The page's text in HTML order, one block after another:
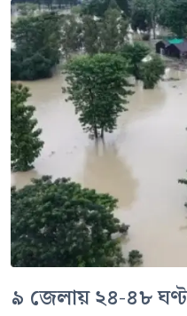
৯ জেলায় ২৪-৪৮